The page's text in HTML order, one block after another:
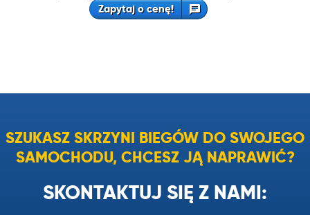
Zapytaj o cenę!
SZUKASZ SKRZYNI BIEGÓW DO SWOJEGO
SAMOCHODU, CHCESZ JĄ NAPRAWIĆ?
SKONTAKTUJ SIĘ Z NAMI: